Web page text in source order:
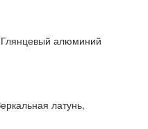
Глянцевый алюминий
латунь,